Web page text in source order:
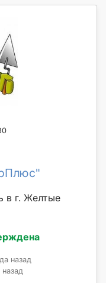
в г. Желтые
назад